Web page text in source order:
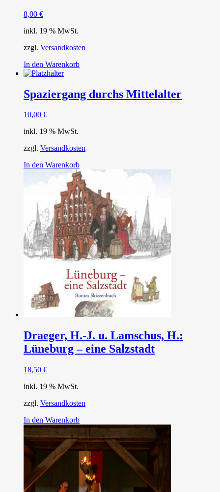
8,00 €
inkl. 19 % MwSt.
zzgl. Versandkosten
In den Warenkorb
Spaziergang durchs Mittelalter
10,00 €
inkl. 19 % MwSt.
zzgl. Versandkosten
In den Warenkorb
Draeger, H.-J. u. Lamschus, H.:
Lüneburg – eine Salzstadt
18,50 €
inkl. 19 % MwSt.
zzgl. Versandkosten
In den Warenkorb